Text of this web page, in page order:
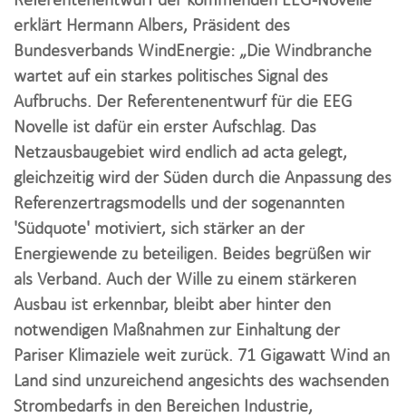
erklärt Hermann Albers, Präsident des
Bundesverbands WindEnergie: „Die Windbranche
wartet auf ein starkes politisches Signal des
Aufbruchs. Der Referentenentwurf für die EEG
Novelle ist dafür ein erster Aufschlag. Das
Netzausbaugebiet wird endlich ad acta gelegt,
gleichzeitig wird der Süden durch die Anpassung des
Referenzertragsmodells und der sogenannten
'Südquote' motiviert, sich stärker an der
Energiewende zu beteiligen. Beides begrüßen wir
als Verband. Auch der Wille zu einem stärkeren
Ausbau ist erkennbar, bleibt aber hinter den
notwendigen Maßnahmen zur Einhaltung der
Pariser Klimaziele weit zurück. 71 Gigawatt Wind an
Land sind unzureichend angesichts des wachsenden
Strombedarfs in den Bereichen Industrie,